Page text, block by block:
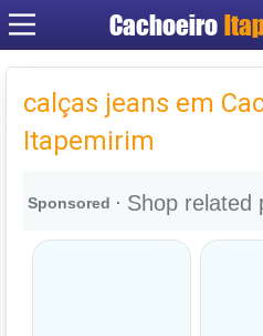
Cachoeiro
calças jeans em
Itapemirim